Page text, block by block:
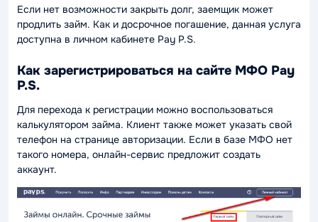
Если нет возможности закрыть долг, заемщик может
продлить займ. Как и досрочное погашение, данная услуга
доступна в личном кабинете Pay P.S.
Как зарегистрироваться на сайте МФО Pay
P.S.
Для перехода к регистрации можно воспользоваться
калькулятором займа. Клиент также может указать свой
телефон на странице авторизации. Если в базе МФО нет
такого номера, онлайн-сервис предложит создать
аккаунт.